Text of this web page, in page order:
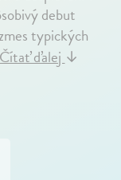
debut
typických
Čítať ďalej ↓